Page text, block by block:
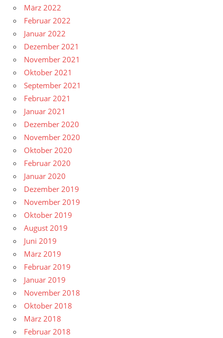
März 2022
Februar 2022
Januar 2022
Dezember 2021
November 2021
Oktober 2021
September 2021
Februar 2021
Januar 2021
Dezember 2020
November 2020
Oktober 2020
Februar 2020
Januar 2020
Dezember 2019
November 2019
Oktober 2019
August 2019
Juni 2019
März 2019
Februar 2019
Januar 2019
November 2018
Oktober 2018
März 2018
Februar 2018